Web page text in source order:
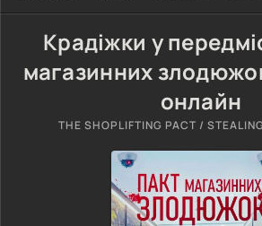
Крадіжки у
магазинних
онлайн
THE SHOPLIFTING PACT /